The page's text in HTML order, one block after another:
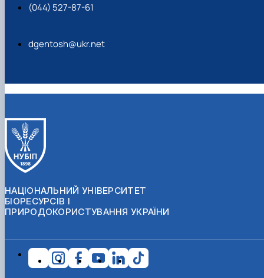
(044) 527-87-61
dgentosh@ukr.net
НАЦІОНАЛЬНИЙ УНІВЕРСИТЕТ
БІОРЕСУРСІВ І
ПРИРОДОКОРИСТУВАННЯ УКРАЇНИ